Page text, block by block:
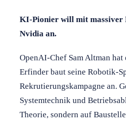
KI-Pionier will mit massiver
Nvidia an.
OpenAI-Chef Sam Altman
Erfinder baut seine Robotik-
Rekrutierungskampagne an.
Systemtechnik und
Theorie, sondern auf